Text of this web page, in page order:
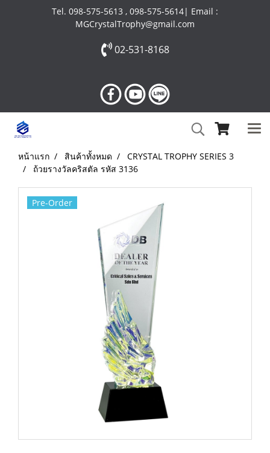
Tel. 098-575-5613 , 098-575-5614| Email :
MGCrystalTrophy@gmail.com
02-531-8168
หน้าแรก สินค้าทั้งหมด
CRYSTAL TROPHY SERIES 3
ถ้วยรางวัลคริสตัล รหัส 3136
Pre-Order